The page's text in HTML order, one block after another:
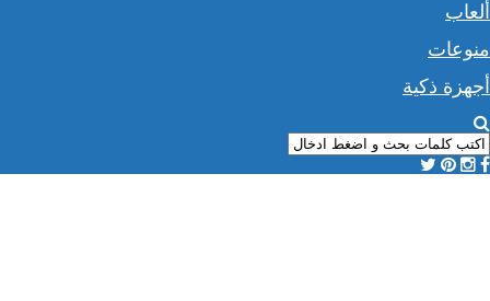
ألعاب
منوعات
أجهزة ذكية